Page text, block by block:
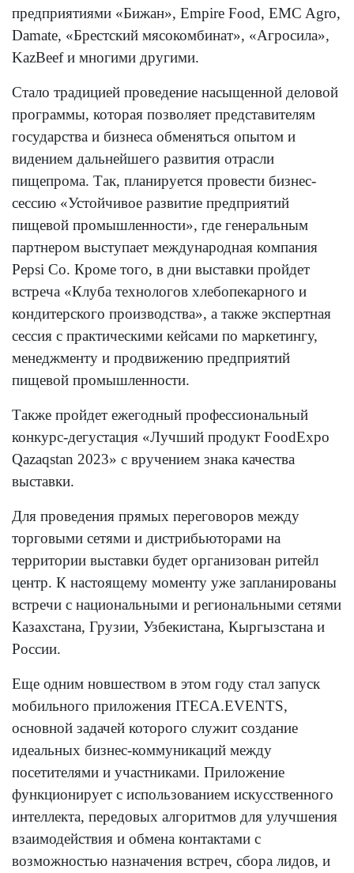
предприятиями «Бижан», Empire Food, EMC Agro,
Damate, «Брестский мясокомбинат», «Агросила»,
KazBeef и многими другими.
Стало традицией проведение насыщенной деловой
программы, которая позволяет представителям
государства и бизнеса обменяться опытом и
видением дальнейшего развития отрасли
пищепрома. Так, планируется провести бизнес-
сессию «Устойчивое развитие предприятий
пищевой промышленности», где генеральным
партнером выступает международная компания
Pepsi Co. Кроме того, в дни выставки пройдет
встреча «Клуба технологов хлебопекарного и
кондитерского производства», а также экспертная
сессия с практическими кейсами по маркетингу,
менеджменту и продвижению предприятий
пищевой промышленности.
Также пройдет ежегодный профессиональный
конкурс-дегустация «Лучший продукт FoodExpo
Qazaqstan 2023» с вручением знака качества
выставки.
Для проведения прямых переговоров между
торговыми сетями и дистрибьюторами на
территории выставки будет организован ритейл
центр. К настоящему моменту уже запланированы
встречи с национальными и региональными сетями
Казахстана, Грузии, Узбекистана, Кыргызстана и
России.
Еще одним новшеством в этом году стал запуск
мобильного приложения ITECA.EVENTS,
основной задачей которого служит создание
идеальных бизнес-коммуникаций между
посетителями и участниками. Приложение
функционирует с использованием искусственного
интеллекта, передовых алгоритмов для улучшения
взаимодействия и обмена контактами с
возможностью назначения встреч, сбора лидов, и